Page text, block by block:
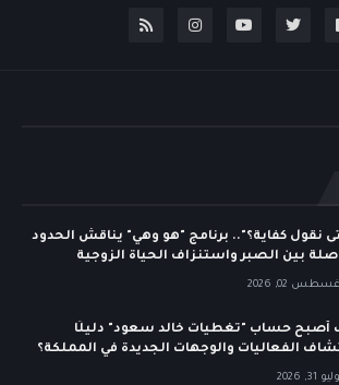
نقول كفاية؟".. برنامج "هو وهي" يناقش الحدود
بين الصبر واستنزاف الحياة الزوجية
02, 2026
أصبح حساب "تغطيات خالد سعود" دليلًا
الفعاليات والوجهات الجديدة في المملكة؟
31, 2026